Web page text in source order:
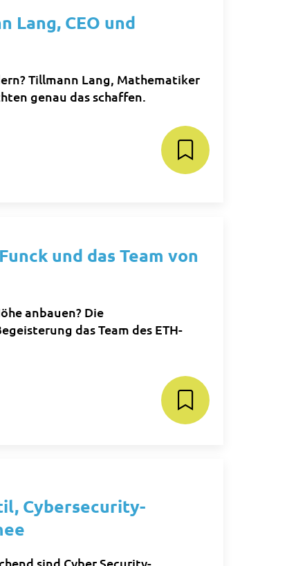
Lang, CEO und
Tillmann Lang, Mathematiker
genau das schaffen.
und das Team von
anbauen? Die
das Team des ETH-
Cybersecurity-
sind Cyber Security-